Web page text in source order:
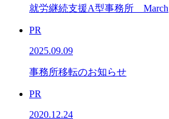
就労継続支援A型事務所 March
PR
2025.09.09
事務所移転のお知らせ
PR
2020.12.24